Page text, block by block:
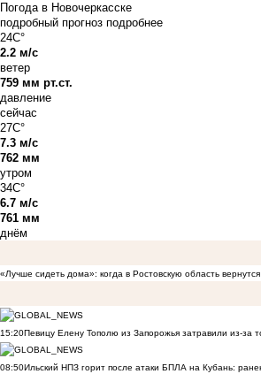
Погода в Новочеркасске
подробный прогноз подробнее
24C°
2.2 м/с
ветер
759 мм рт.ст.
давление
сейчас
27C°
7.3 м/с
762 мм
утром
34C°
6.7 м/с
761 мм
днём
«Лучше сидеть дома»: когда в Ростовскую область
15:20Певицу Елену Тополю из Запорожья затравили из-за
08:50Ильский НПЗ горит после атаки БПЛА на Кубань: